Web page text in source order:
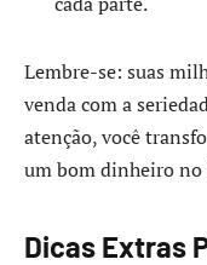
Lembre-se: suas
venda com a
atenção, você
um bom dinheiro no
Dicas Extras